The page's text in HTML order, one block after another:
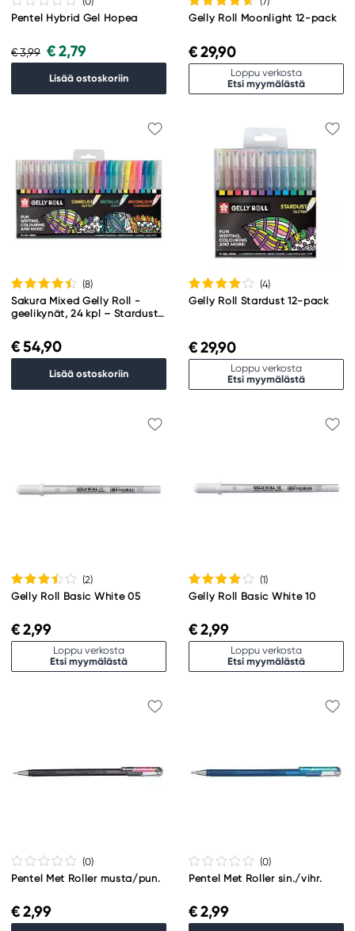
Pentel Hybrid Gel Hopea
€ 3,99 € 2,79
Lisää ostoskoriin
Gelly Roll Moonlight 12-pack
€ 29,90
Loppu verkosta
Etsi myymälästä
(8)
Sakura Mixed Gelly Roll -
geelikynät, 24 kpl – Stardust,
€ 54,90
Lisää ostoskoriin
(4)
Gelly Roll Stardust 12-pack
€ 29,90
Loppu verkosta
Etsi myymälästä
(2)
Gelly Roll Basic White 05
€ 2,99
Loppu verkosta
Etsi myymälästä
(1)
Gelly Roll Basic White 10
€ 2,99
Loppu verkosta
Etsi myymälästä
(0)
Pentel Met Roller musta/pun.
€ 2,99
(0)
Pentel Met Roller sin./vihr.
€ 2,99